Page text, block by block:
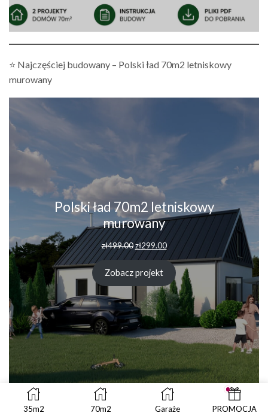
⭐ Najczęściej budowany – Polski ład 70m2 letniskowy
murowany
Polski ład 70m2 letniskowy
murowany
zł499.00Pierwotna
cena
zł499.00.
zł299.00Aktualna
cena
wynosi:
zł299.00.
Zobacz projekt
✔ 70m2
35m2 70m2 Garaże PROMOCJA